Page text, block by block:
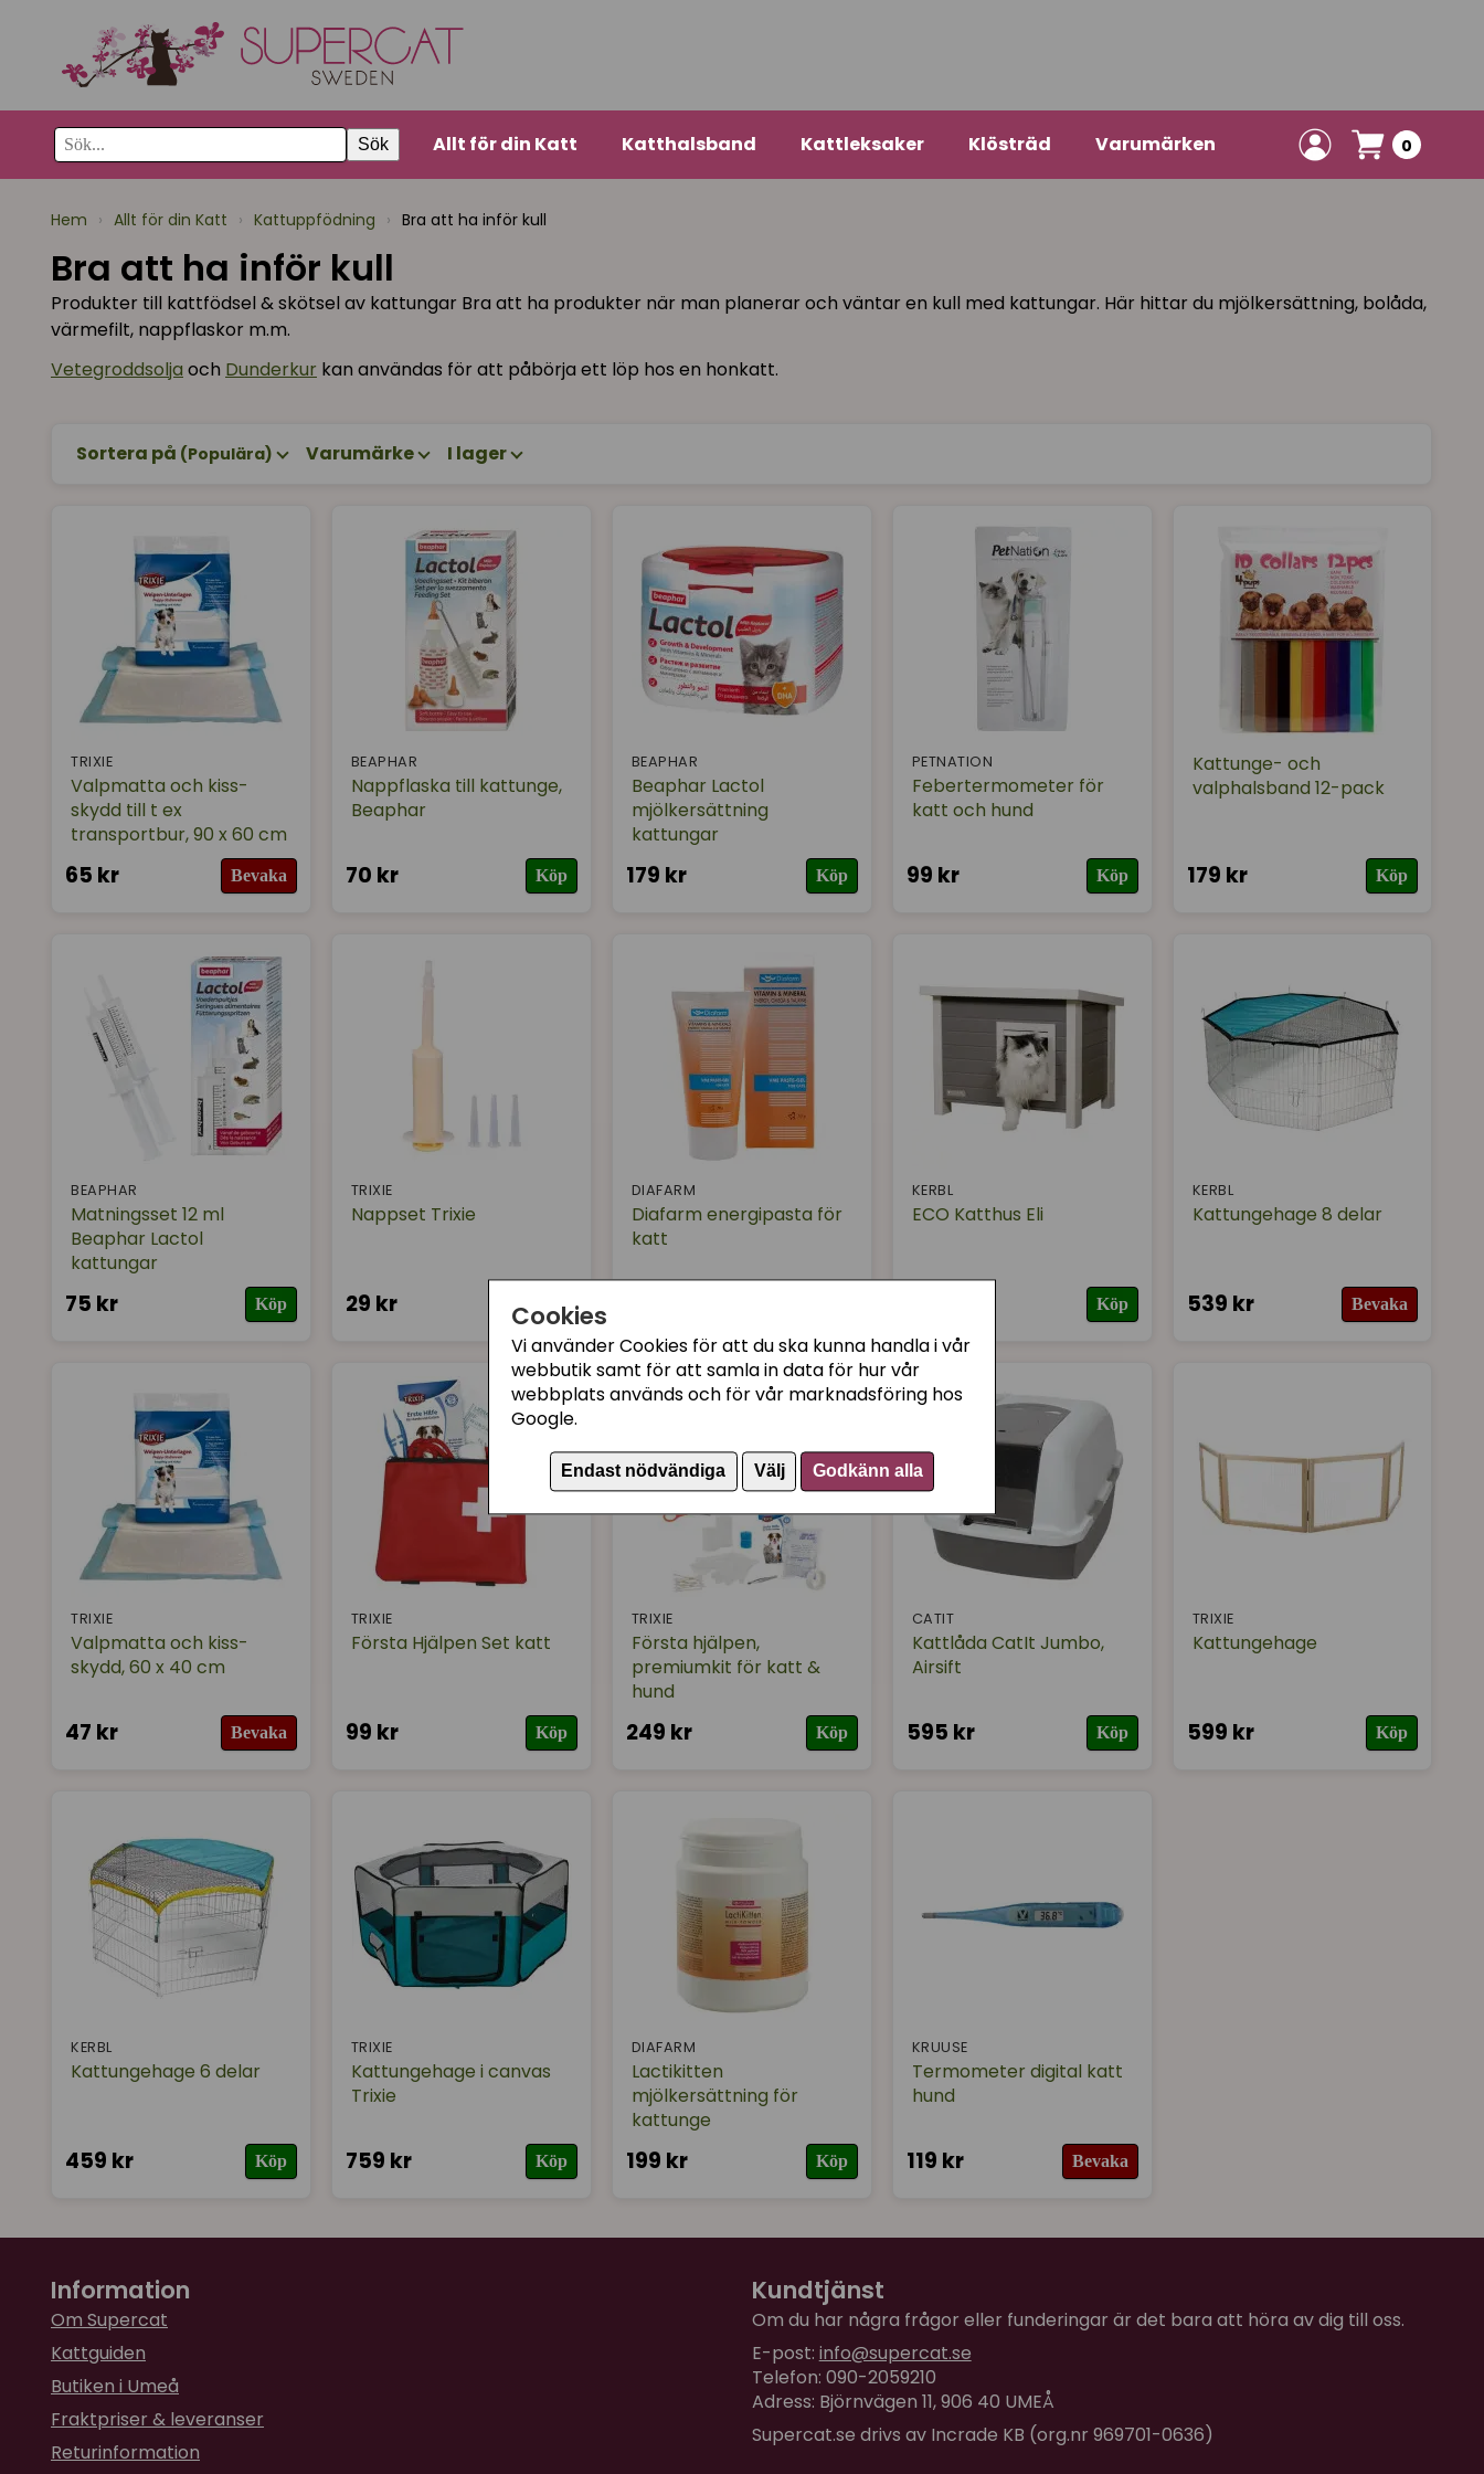
Cookies
Vi använder Cookies för att du ska kunna handla i vår
webbutik samt för att samla in data för hur vår
webbplats används och för vår marknadsföring hos
Google.
Endast nödvändiga Välj Godkänn alla
Sök Allt för din Katt Katthalsband Kattleksaker Klösträd Varumärken 0
Hem › Allt för din Katt › Kattuppfödning › Bra att ha inför kull
Bra att ha inför kull
Produkter till kattfödsel & skötsel av kattungar Bra att ha produkter när man planerar och väntar en kull med kattungar. Här hittar du mjölkersättning, bolåda,
värmefilt, nappflaskor m.m.
Vetegroddsolja och Dunderkur kan användas för att påbörja ett löp hos en honkatt.
Sortera på (Populära) Varumärke I lager
TRIXIE
Valpmatta och kiss-
skydd till t ex
transportbur, 90 x 60 cm
65 kr Bevaka
BEAPHAR
Nappflaska till kattunge,
Beaphar
70 kr Köp
BEAPHAR
Beaphar Lactol
mjölkersättning
kattungar
179 kr Köp
PETNATION
Febertermometer för
katt och hund
99 kr Köp
Kattunge- och
valphalsband 12-pack
179 kr Köp
BEAPHAR
Matningsset 12 ml
Beaphar Lactol
kattungar
75 kr Köp
TRIXIE
Nappset Trixie
29 kr Köp
DIAFARM
Diafarm energipasta för
katt
KERBL
ECO Katthus Eli
Köp
KERBL
Kattungehage 8 delar
539 kr Bevaka
TRIXIE
Valpmatta och kiss-
skydd, 60 x 40 cm
47 kr Bevaka
TRIXIE
Första Hjälpen Set katt
99 kr Köp
TRIXIE
Första hjälpen,
premiumkit för katt &
hund
249 kr Köp
CATIT
Kattlåda CatIt Jumbo,
Airsift
595 kr Köp
TRIXIE
Kattungehage
599 kr Köp
KERBL
Kattungehage 6 delar
459 kr Köp
TRIXIE
Kattungehage i canvas
Trixie
759 kr Köp
DIAFARM
Lactikitten
mjölkersättning för
kattunge
199 kr Köp
KRUUSE
Termometer digital katt
hund
119 kr Bevaka
Information
Om Supercat
Kattguiden
Butiken i Umeå
Fraktpriser & leveranser
Returinformation
Kundtjänst
Om du har några frågor eller funderingar är det bara att höra av dig till oss.
E-post: info@supercat.se
Telefon: 090-2059210
Adress: Björnvägen 11, 906 40 UMEÅ
Supercat.se drivs av Incrade KB (org.nr 969701-0636)